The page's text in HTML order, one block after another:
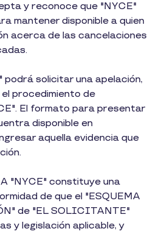
y reconoce que "NYCE"
mantener disponible a quien
acerca de las cancelaciones
solicitar una apelación,
procedimiento de
El formato para presentar
disponible en
aquella evidencia que
"NYCE" constituye una
de que el "ESQUEMA
de "EL SOLICITANTE"
y legislación aplicable, y